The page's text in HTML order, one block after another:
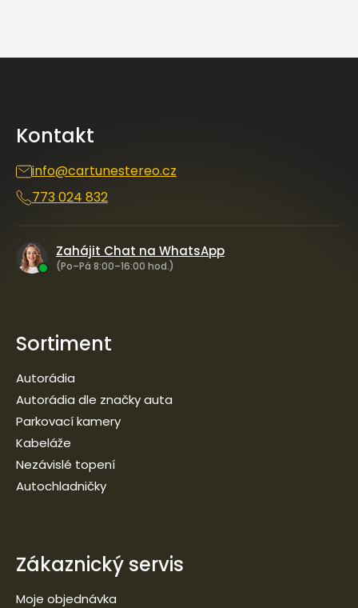
Kontakt
info@cartunestereo.cz
773 024 832
Zahájit Chat na WhatsApp
(Po–Pá 8:00–16:00 hod.)
Sortiment
Autorádia
Autorádia dle značky auta
Parkovací kamery
Kabeláže
Nezávislé topení
Autochladničky
Zákaznický servis
Moje objednávka